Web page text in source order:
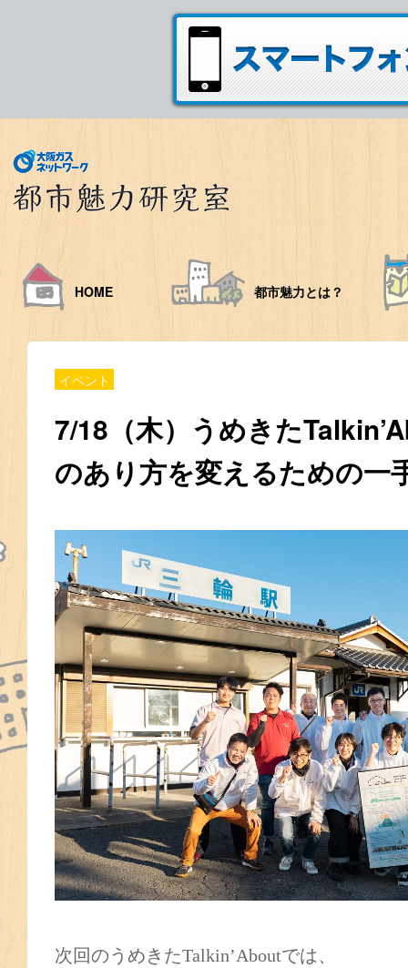
HOME 都市魅力とは？
イベント
7/18（木）うめきた
のあり方を変えるための一
次回のうめきたTalkin’Aboutでは、